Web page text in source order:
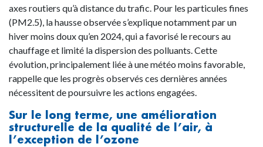
axes routiers qu’à distance du trafic. Pour les particules fines
(PM2.5), la hausse observée s’explique notamment par un
hiver moins doux qu’en 2024, qui a favorisé le recours au
chauffage et limité la dispersion des polluants. Cette
évolution, principalement liée à une météo moins favorable,
rappelle que les progrès observés ces dernières années
nécessitent de poursuivre les actions engagées.
Sur le long terme, une amélioration
structurelle de la qualité de l’air, à
l’exception de l’ozone